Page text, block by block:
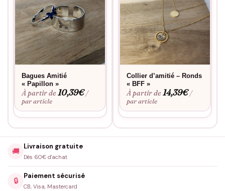
soutien et une joie irremplaçables.
Enfin, envisagez d’offrir le Collier Copine – Rond & Barre BFF lors
de soirées spéciales ou de rendez-vous détente entre
meilleures amies. C’est une manière élégante et affectueuse de
dire « je t’apprécie » sans mots, et de rendre chaque rencontre
mémorable. Choisissez ce collier comme emblème de votre
entente parfaite et montrez au monde la force unique de votre
amitié.
Bagues Amitié
« Papillon »
À partir de10,39€ /
par article
Collier d’amitié – Ronds
« BFF »
À partir de14,39€ /
par article
🚚
Livraison gratuite
Dès 60€ d'achat
🔒
Paiement sécurisé
CB, Visa, Mastercard